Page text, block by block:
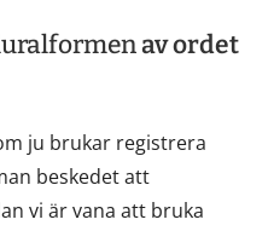
av ordet
ju brukar registrera
beskedet att
vi är vana att bruka